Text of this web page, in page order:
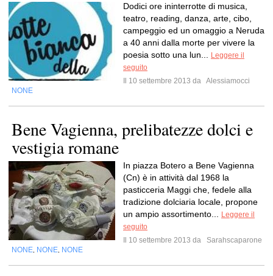
Dodici ore ininterrotte di musica,
teatro, reading, danza, arte, cibo,
campeggio ed un omaggio a Neruda
a 40 anni dalla morte per vivere la
poesia sotto una lun...
Leggere il
seguito
Il 10 settembre 2013 da Alessiamocci
NONE
Bene Vagienna, prelibatezze dolci e
vestigia romane
In piazza Botero a Bene Vagienna
(Cn) è in attività dal 1968 la
pasticceria Maggi che, fedele alla
tradizione dolciaria locale, propone
un ampio assortimento...
Leggere il
seguito
Il 10 settembre 2013 da
Sarahscaparone
NONE NONE NONE